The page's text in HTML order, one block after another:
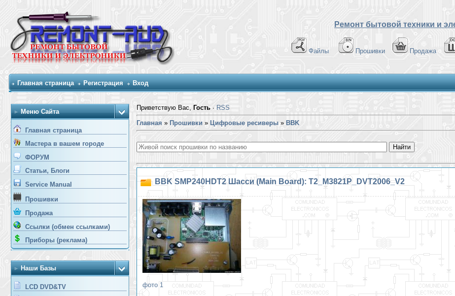
Ремонт бытовой техники и
Файлы Прошивки Продажа
Главная страница Регистрация Вход
Меню Сайта
Главная страница
Мастера в вашем городе
ФОРУМ
Статьи, Блоги
Service Manual
Прошивки
Продажа
Ссылки (обмен ссылками)
Приборы (реклама)
Наши Базы
LCD DVD&TV
Приветствую Вас, Гость· RSS
Главная » Прошивки» Цифровые ресиверы» BBK
BBK SMP240HDT2 Шасси (Main Board): T2_M3821P_DVT2006_V2
фото 1